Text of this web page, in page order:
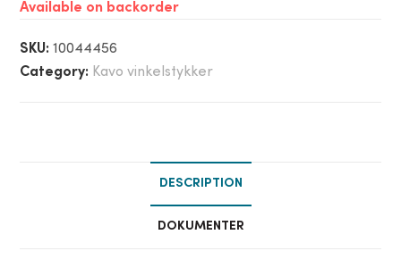
Available on backorder
SKU:10044456
Category: Kavo vinkelstykker
DESCRIPTION
DOKUMENTER